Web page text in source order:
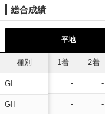
総合成績
平地
種別
GI
GII
1着 2着
- -
- -